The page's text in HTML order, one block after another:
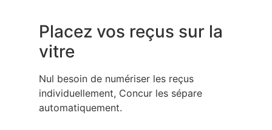
Placez vos reçus sur la
vitre
Nul besoin de numériser les reçus
individuellement, Concur les sépare
automatiquement.